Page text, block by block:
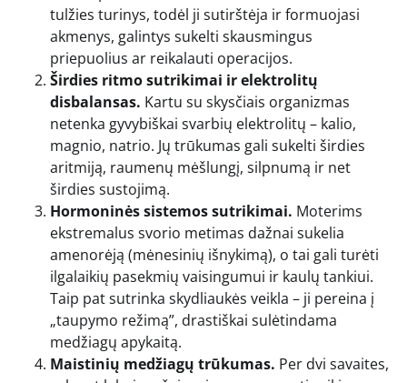
tulžies turinys, todėl ji sutirštėja ir formuojasi
akmenys, galintys sukelti skausmingus
priepuolius ar reikalauti operacijos.
Širdies ritmo sutrikimai ir elektrolitų
disbalansas. Kartu su skysčiais organizmas
netenka gyvybiškai svarbių elektrolitų – kalio,
magnio, natrio. Jų trūkumas gali sukelti širdies
aritmiją, raumenų mėšlungį, silpnumą ir net
širdies sustojimą.
Hormoninės sistemos sutrikimai. Moterims
ekstremalus svorio metimas dažnai sukelia
amenorėją (mėnesinių išnykimą), o tai gali turėti
ilgalaikių pasekmių vaisingumui ir kaulų tankiui.
Taip pat sutrinka skydliaukės veikla – ji pereina į
„taupymo režimą”, drastiškai sulėtindama
medžiagų apykaitą.
Maistinių medžiagų trūkumas. Per dvi savaites,